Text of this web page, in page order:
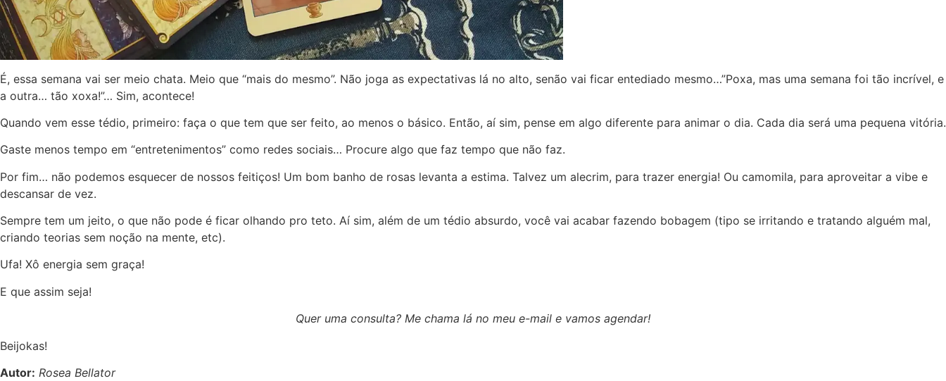
É, essa semana vai ser meio chata. Meio que “mais do mesmo”. Não joga as expectativas lá no alto, senão vai ficar entediado mesmo…”Poxa, mas uma semana foi tão incrível, e
a outra… tão xoxa!”… Sim, acontece!
Quando vem esse tédio, primeiro: faça o que tem que ser feito, ao menos o básico. Então, aí sim, pense em algo diferente para animar o dia. Cada dia será uma pequena vitória.
Gaste menos tempo em “entretenimentos” como redes sociais… Procure algo que faz tempo que não faz.
Por fim… não podemos esquecer de nossos feitiços! Um bom banho de rosas levanta a estima. Talvez um alecrim, para trazer energia! Ou camomila, para aproveitar a vibe e
descansar de vez.
Sempre tem um jeito, o que não pode é ficar olhando pro teto. Aí sim, além de um tédio absurdo, você vai acabar fazendo bobagem (tipo se irritando e tratando alguém mal,
criando teorias sem noção na mente, etc).
Ufa! Xô energia sem graça!
E que assim seja!
Quer uma consulta? Me chama lá no meu e-mail e vamos agendar!
Beijokas!
Autor: Rosea Bellator